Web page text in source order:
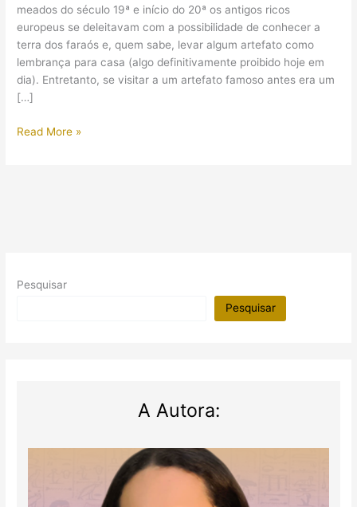
meados do século 19ª e início do 20ª os antigos ricos
europeus se deleitavam com a possibilidade de conhecer a
terra dos faraós e, quem sabe, levar algum artefato como
lembrança para casa (algo definitivamente proibido hoje em
dia). Entretanto, se visitar a um artefato famoso antes era um
[…]
Veja
sem
Read More »
Pesquisar
Pesquisar
A Autora: